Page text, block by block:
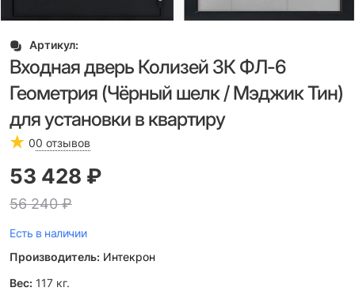
Артикул:
Входная дверь Колизей 3К ФЛ-6
Геометрия (Чёрный шелк / Мэджик Тин)
для установки в квартиру
00 отзывов
56 240 ₽
53 428 ₽
Есть в наличии
Производитель: Интекрон
Вес: 117 кг.